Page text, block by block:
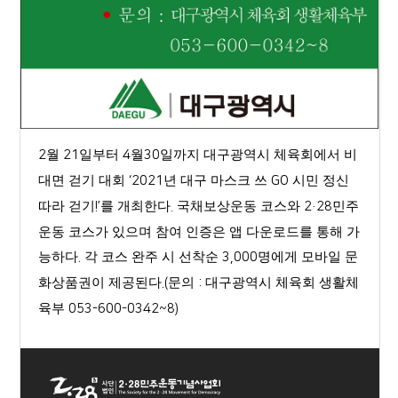
2월 21 일부터4월30일까지 대구광역시 체육회에서 비
대면 걷기 대회‘2021 년 대구 마스크 쓰GO시민 정신
따라 걷기!’를 개최한다. 국채보상운동 코스와 2·28민주
운동 코스가 있으며 참여 인증은 앱 다운로드를 통해 가
능하다. 각 코스 완주 시 선착순3,000명에게 모바일 문
화상품권이 제공된다.(문의 :대구광역시 체육회 생활체
육부053-600-0342~8)